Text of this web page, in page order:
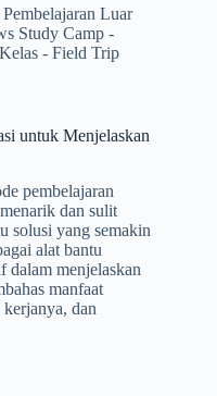
Luar
Study Camp -
- Field Trip
untuk Menjelaskan
pembelajaran
dan sulit
solusi yang semakin
alat bantu
dalam menjelaskan
manfaat
kerjanya, dan